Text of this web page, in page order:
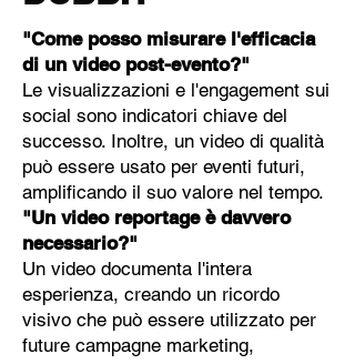
"Come posso misurare l'efficacia
di un video post-evento?"
Le visualizzazioni e l'engagement sui
social sono indicatori chiave del
successo. Inoltre, un video di qualità
può essere usato per eventi futuri,
amplificando il suo valore nel tempo.
"Un video reportage è davvero
necessario?"
Un video documenta l'intera
esperienza, creando un ricordo
visivo che può essere utilizzato per
future campagne marketing,